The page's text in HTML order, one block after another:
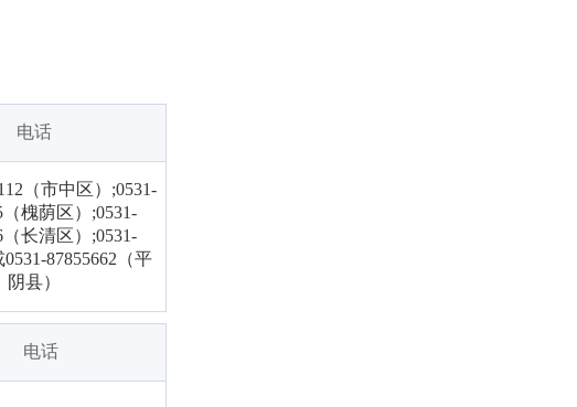
电话
（市中区）;0531-
（槐荫区）;0531-
（长清区）;0531-
0531-87855662（平
阴县）
电话